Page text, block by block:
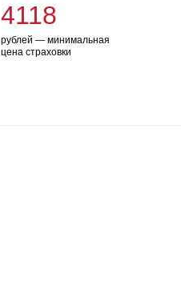
4118
рублей — минимальная
цена страховки